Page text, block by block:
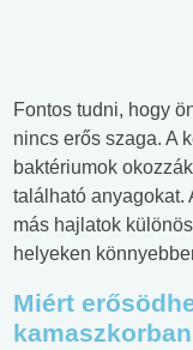
Fontos tudni, hogy
nincs erős szaga. A
baktériumok
található anyagokat.
más hajlatok
helyeken
Miért